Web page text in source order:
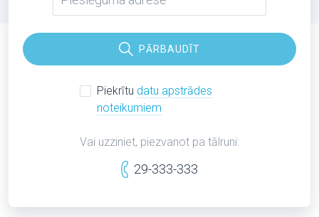
PĀRBAUDĪT
Piekrītu datu apstrādes
noteikumiem
Vai uzziniet, piezvanot pa tālruni:
29-333-333